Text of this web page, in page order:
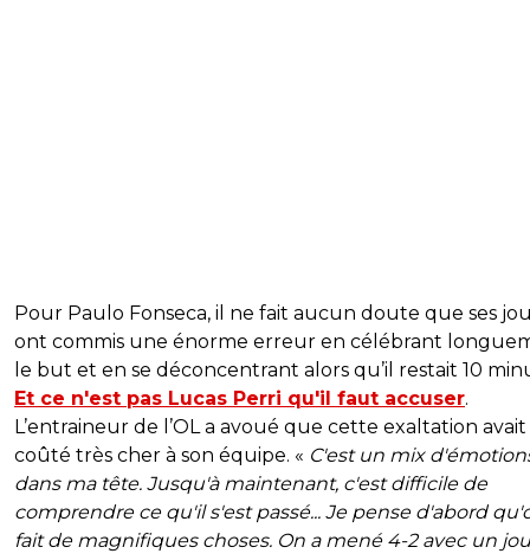
Pour Paulo Fonseca, il ne fait aucun doute que ses
ont commis une énorme erreur en célébrant
le but et en se déconcentrant alors qu’il restait 10
Et ce n'est pas Lucas Perri qu'il faut accuser.
L’entraineur de l’OL a avoué que cette exaltation avait
coûté très cher à son équipe. « C'est un mix
dans ma tête. Jusqu'à maintenant, c'est difficile de
comprendre ce qu'il s'est passé... Je pense d'abord
fait de magnifiques choses. On a mené 4-2 avec un